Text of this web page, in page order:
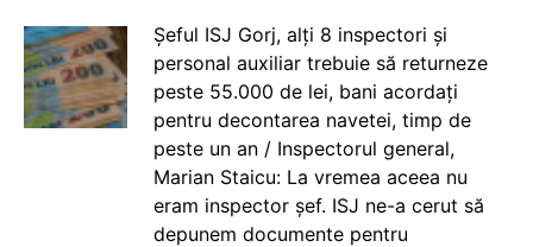
Șeful ISJ Gorj, alți 8 inspectori și
personal auxiliar trebuie să returneze
peste 55.000 de lei, bani acordați
pentru decontarea navetei, timp de
peste un an / Inspectorul general,
Marian Staicu: La vremea aceea nu
eram inspector șef. ISJ ne-a cerut să
depunem documente pentru